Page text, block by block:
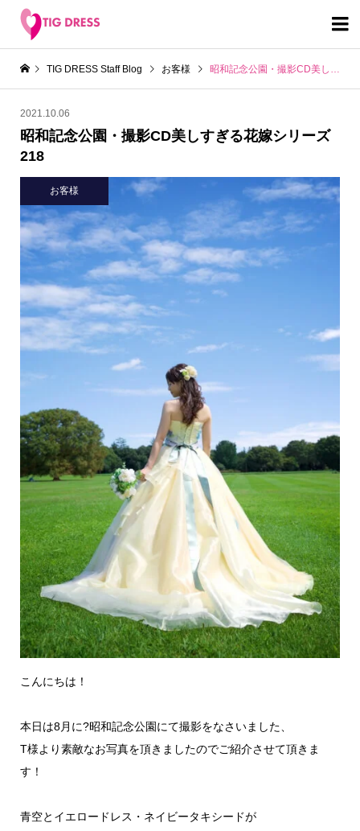

TIG DRESS Staff Blog お客様 昭和記念公園・撮影CD美しすぎる花嫁シリーズ218
2021.10.06
昭和記念公園・撮影CD美しすぎる花嫁シリーズ
218
お客様
こんにちは！
本日は8月に?昭和記念公園にて撮影をなさいました、
T様より素敵なお写真を頂きましたのでご紹介させて頂きま
す！
青空とイエロードレス・ネイビータキシードが